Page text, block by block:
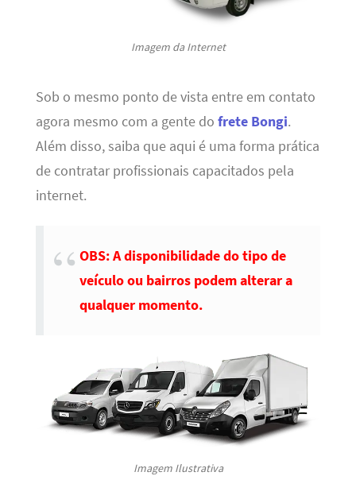
Imagem da Internet
Sob o mesmo ponto de vista entre em contato
agora mesmo com a gente do frete Bongi.
Além disso, saiba que aqui é uma forma prática
de contratar profissionais capacitados pela
internet.
OBS: A disponibilidade do tipo de
veículo ou bairros podem alterar a
qualquer momento.
Imagem Ilustrativa